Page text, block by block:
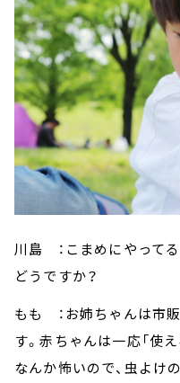
川島 ：こまめにやって
どうですか？
もも ：お姉ちゃんは市
す。赤ちゃんは一応「使
なんか怖いので、虫よけ